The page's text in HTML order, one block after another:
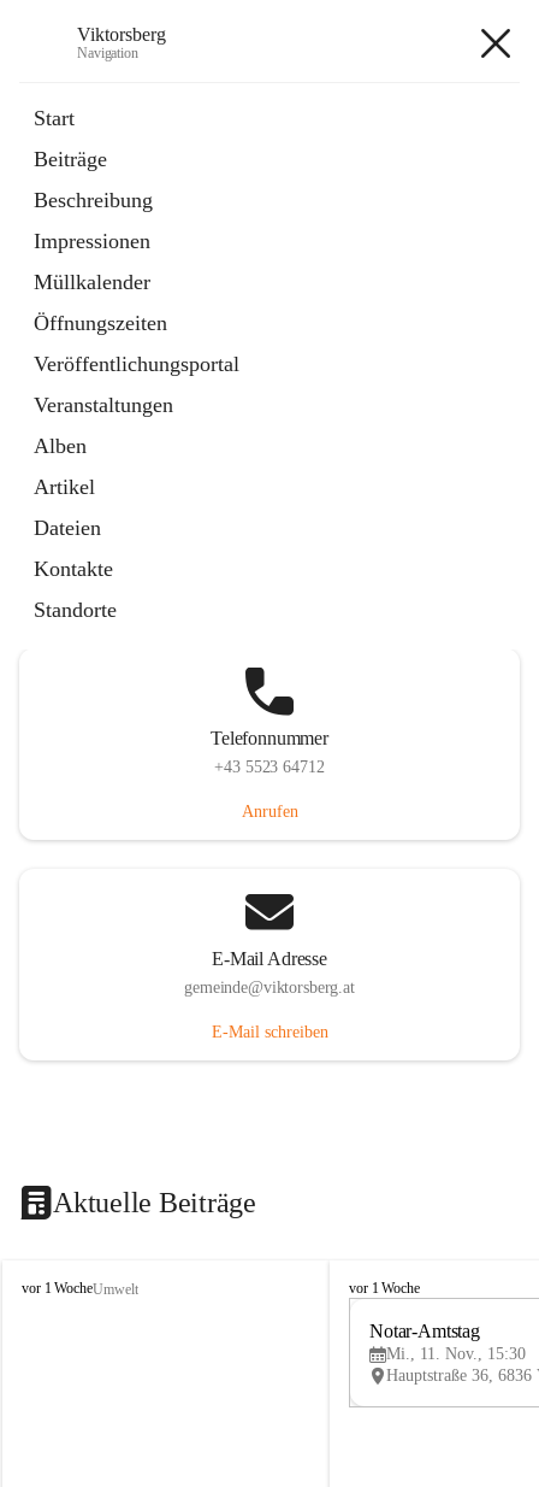
Viktorsberg
Navigation
Start
Beiträge
Beschreibung
Impressionen
Müllkalender
Öffnungszeiten
Veröffentlichungsportal
Veranstaltungen
Alben
Artikel
Dateien
Kontakte
Standorte
1 Schnellzugriff
Bürgerservice
10 Schnellzugriffe
Telefonnummer
+43 5523 64712
Anrufen
E-Mail Adresse
gemeinde@viktorsberg.at
E-Mail schreiben
Aktuelle Beiträge
V
vor 1 WocheUmwelt
V
vor 1 Woche
Notar-Amtstag
Mi., 11. Nov., 15:30